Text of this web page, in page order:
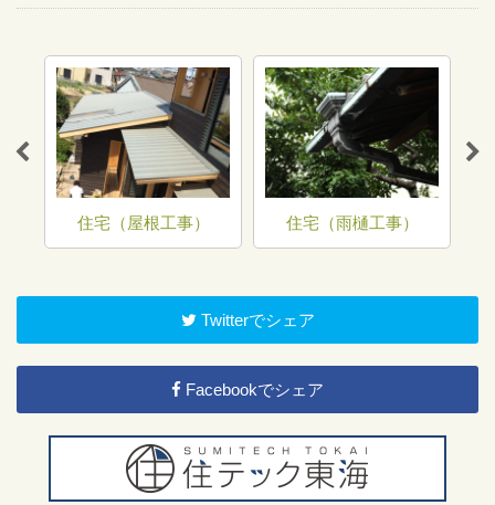
住宅（屋根工事） 住宅（雨樋工事）
Twitterでシェア
Facebookでシェア